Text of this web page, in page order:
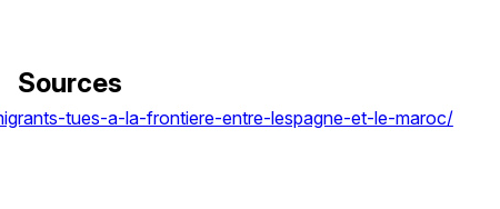
Sources
tues-a-la-frontiere-entre-lespagne-et-le-maroc/